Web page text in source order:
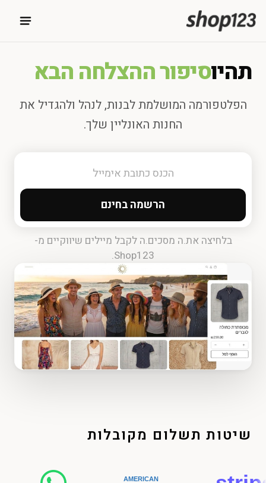
תהיוסיפור ההצלחה הבא
הפלטפורמה המושלמת לבנות, לנהל ולהגדיל את
החנות האונליין שלך.
הרשמה בחינם
בלחיצה את.ה מסכים.ה לקבל מיילים שיווקיים מ-
Shop123.
שיטות תשלום מקובלות
AMERICAN